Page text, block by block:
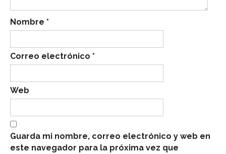
Nombre *
Correo electrónico *
Web
Guarda mi nombre, correo electrónico y web en
este navegador para la próxima vez que